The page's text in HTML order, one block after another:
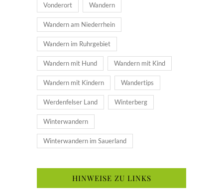
Vonderort Wandern
Wandern am Niederrhein
Wandern im Ruhrgebiet
Wandern mit Hund Wandern mit Kind
Wandern mit Kindern Wandertips
Werdenfelser Land Winterberg
Winterwandern
Winterwandern im Sauerland
HINWEISE ZU LINKS